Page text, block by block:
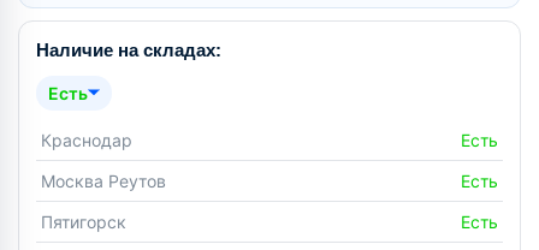
Наличие на складах:
Есть
Краснодар
Есть
Москва Реутов
Есть
Пятигорск
Есть